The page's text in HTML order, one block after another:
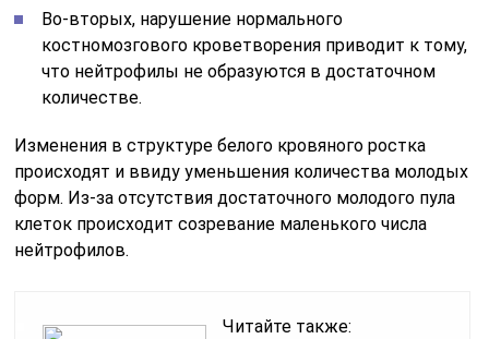
Во-вторых, нарушение нормального
костномозгового кроветворения приводит к тому,
что нейтрофилы не образуются в достаточном
количестве.
Изменения в структуре белого кровяного ростка
происходят и ввиду уменьшения количества молодых
форм. Из-за отсутствия достаточного молодого пула
клеток происходит созревание маленького числа
нейтрофилов.
Читайте также: